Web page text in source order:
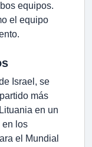
equipos.
el equipo
Israel, se
más
en un
en los
el Mundial